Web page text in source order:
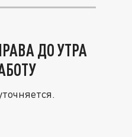
ДО УТРА